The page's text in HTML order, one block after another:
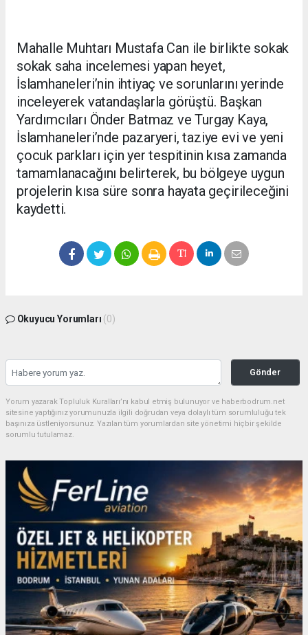
Mahalle Muhtarı Mustafa Can ile birlikte sokak
sokak saha incelemesi yapan heyet,
İslamhaneleri’nin ihtiyaç ve sorunlarını yerinde
inceleyerek vatandaşlarla görüştü. Başkan
Yardımcıları Önder Batmaz ve Turgay Kaya,
İslamhaneleri’nde pazaryeri, taziye evi ve yeni
çocuk parkları için yer tespitinin kısa zamanda
tamamlanacağını belirterek, bu bölgeye uygun
projelerin kısa süre sonra hayata geçirileceğini
kaydetti.
Okuyucu Yorumları (0)
Gönder
Yorum yazarak Topluluk Kuralları’nı kabul etmiş bulunuyor ve haberbodrum.net
sitesine yaptığınız yorumunuzla ilgili doğrudan veya dolaylı tüm sorumluluğu tek
başınıza üstleniyorsunuz. Yazılan tüm yorumlardan site yönetimi hiçbir şekilde
sorumlu tutulamaz.